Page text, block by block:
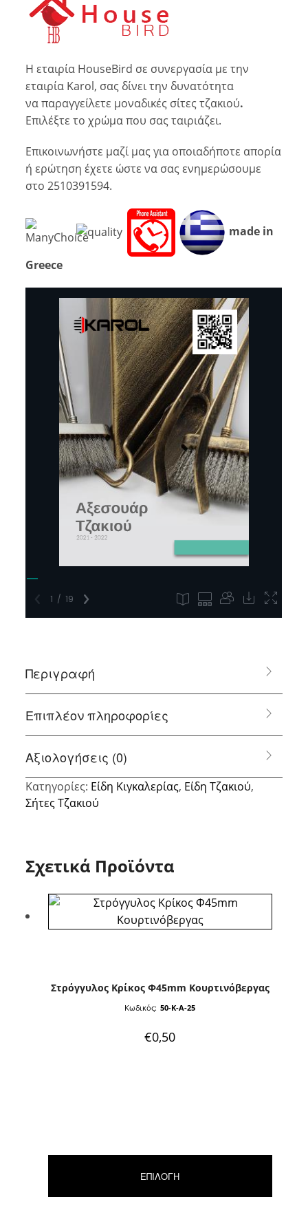
Η εταιρία HouseBird σε συνεργασία με την
εταιρία Karol, σας δίνει την δυνατότητα
να παραγγείλετε μοναδικές σίτες τζακιού.
Επιλέξτε το χρώμα που σας ταιριάζει.
Επικοινωνήστε μαζί μας για οποιαδήποτε απορία
ή ερώτηση έχετε ώστε να σας ενημερώσουμε
στο 2510391594.
made in
Greece
Περιγραφή
Επιπλέον πληροφορίες
Αξιολογήσεις (0)
Κατηγορίες: Είδη Κιγκαλερίας, Είδη Τζακιού,
Σήτες Τζακιού
Σχετικά Προϊόντα
Στρόγγυλος Κρίκος Φ45mm Κουρτινόβεργας
Κωδικός: 50-K-A-25
€0,50
ΕΠΙΛΟΓΉ